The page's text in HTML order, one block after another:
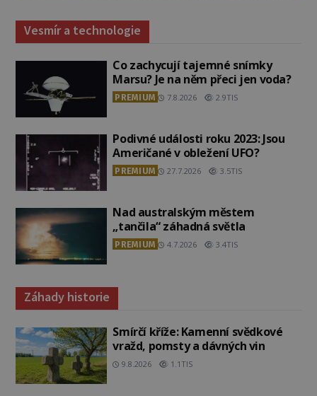
Vesmír a technologie
Co zachycují tajemné snímky
Marsu? Je na něm přeci jen voda?
PREMIUM 7.8.2026 2.9TIS
Podivné události roku 2023: Jsou
Američané v obležení UFO?
PREMIUM 27.7.2026 3.5TIS
Nad australským městem
„tančila“ záhadná světla
PREMIUM 4.7.2026 3.4TIS
Záhady historie
Smírčí kříže: Kamenní svědkové
vražd, pomsty a dávných vin
9.8.2026 1.1TIS